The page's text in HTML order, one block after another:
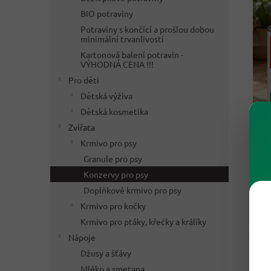
BIO potraviny
Potraviny s končící a prošlou dobou
minimální trvanlivosti
Kartonová balení potravin -
VÝHODNÁ CENA !!!
Pro děti
Dětská výživa
Dětská kosmetika
Zvířata
Krmivo pro psy
Granule pro psy
Konzervy pro psy
Doplňkové krmivo pro psy
Krmivo pro kočky
Krmivo pro ptáky, křečky a králíky
Nápoje
Džusy a šťávy
Mléko a smetana
⚖️